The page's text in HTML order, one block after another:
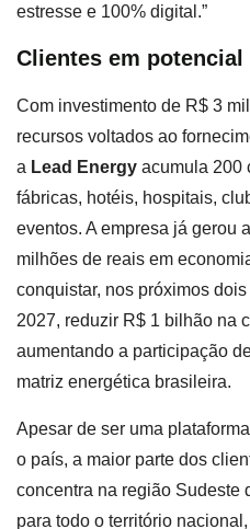
estresse e 100% digital.”
Clientes em potencial
Com investimento de R$ 3
recursos voltados ao
a Lead Energy acumula 200
fábricas, hotéis, hospitais,
eventos. A empresa já gerou
milhões de reais em
conquistar, nos próximos
2027, reduzir R$ 1 bilhão na
aumentando a participação
matriz energética brasileira.
Apesar de ser uma
o país, a maior parte dos
concentra na região Sudeste
para todo o território